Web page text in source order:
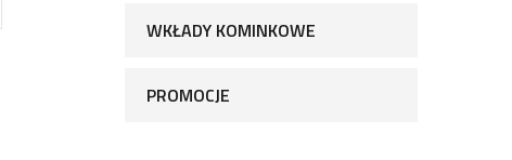
WKŁADY KOMINKOWE
PROMOCJE